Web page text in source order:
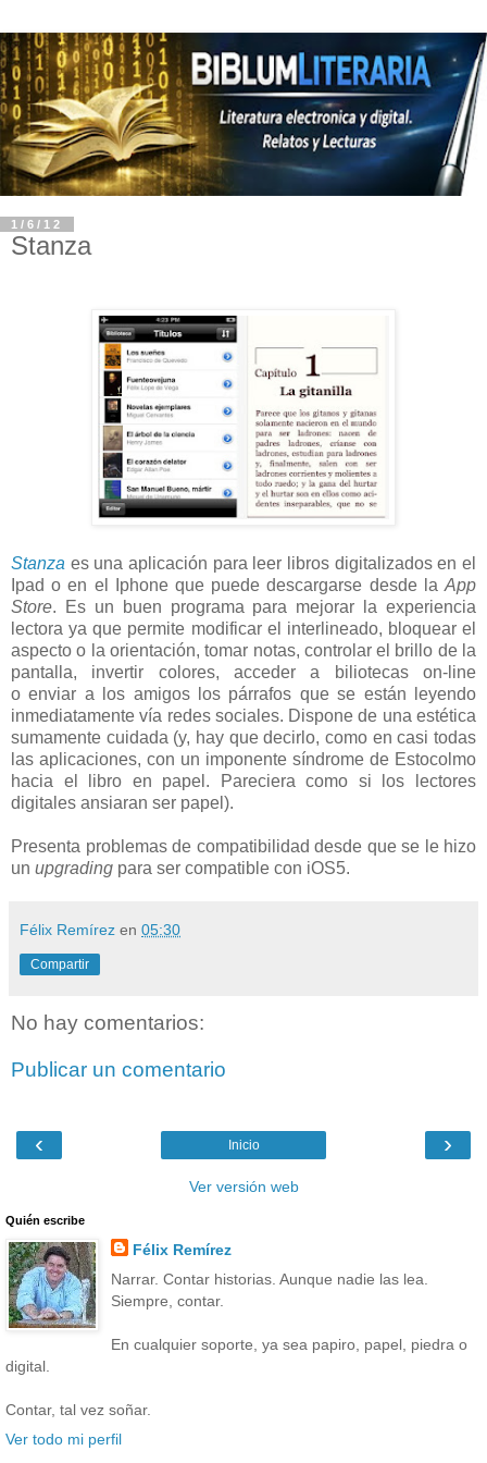
1/6/12
Stanza
Stanza es una aplicación para leer libros digitalizados en el
Ipad o en el Iphone que puede descargarse desde la App
Store. Es un buen programa para mejorar la experiencia
lectora ya que permite modificar el interlineado, bloquear el
aspecto o la orientación, tomar notas, controlar el brillo de la
pantalla, invertir colores, acceder a biliotecas on-line
o enviar a los amigos los párrafos que se están leyendo
inmediatamente vía redes sociales. Dispone de una estética
sumamente cuidada (y, hay que decirlo, como en casi todas
las aplicaciones, con un imponente síndrome de Estocolmo
hacia el libro en papel. Pareciera como si los lectores
digitales ansiaran ser papel).
Presenta problemas de compatibilidad desde que se le hizo
un upgrading para ser compatible con iOS5.
Félix Remírez en 05:30
Compartir
No hay comentarios:
Publicar un comentario
‹ ›
Inicio
Ver versión web
Quién escribe
Félix Remírez
Narrar. Contar historias. Aunque nadie las lea.
Siempre, contar.
En cualquier soporte, ya sea papiro, papel, piedra o
digital.
Contar, tal vez soñar.
Ver todo mi perfil